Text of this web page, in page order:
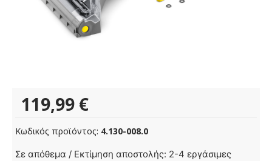
119,99 €
Κωδικός προϊόντος: 4.130-008.0
Σε απόθεμα / Εκτίμηση αποστολής: 2-4 εργάσιμες
Εύκαμπτο